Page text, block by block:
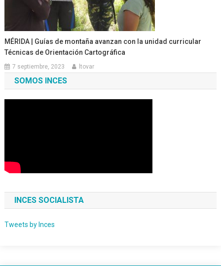
MÉRIDA | Guías de montaña avanzan con la unidad curricular
Técnicas de Orientación Cartográfica
7 septiembre, 2023 ltovar
SOMOS INCES
INCES SOCIALISTA
Tweets by Inces